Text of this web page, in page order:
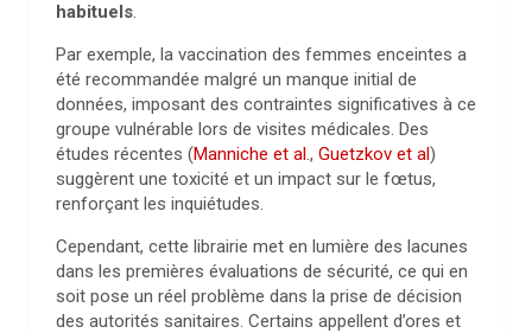
habituels.
Par exemple, la vaccination des femmes enceintes a
été recommandée malgré un manque initial de
données, imposant des contraintes significatives à ce
groupe vulnérable lors de visites médicales. Des
études récentes (Manniche et al., Guetzkov et al)
suggèrent une toxicité et un impact sur le fœtus,
renforçant les inquiétudes.
Cependant, cette librairie met en lumière des lacunes
dans les premières évaluations de sécurité, ce qui en
soit pose un réel problème dans la prise de décision
des autorités sanitaires. Certains appellent d’ores et